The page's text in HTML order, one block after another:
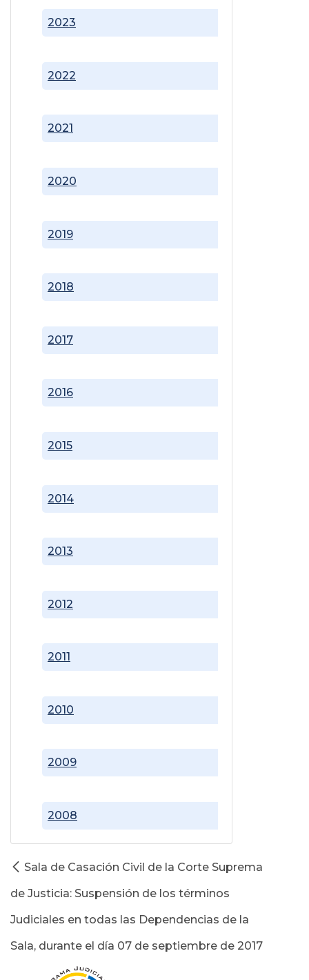
2008
2009
2010
2011
2012
2013
2014
2015
2016
2017
2018
2019
2020
2021
2022
2023
Sala de Casación Civil de la Corte Suprema
de Justicia: Suspensión de los términos
Judiciales en todas las Dependencias de la
Sala, durante el día 07 de septiembre de 2017